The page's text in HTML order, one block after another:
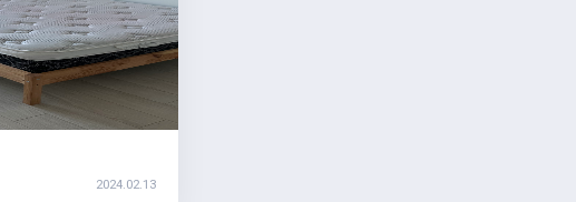
2024.02.13